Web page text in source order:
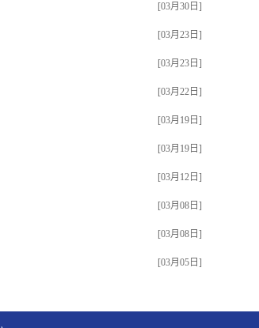
[03月30日]
[03月23日]
[03月23日]
[03月22日]
[03月19日]
[03月19日]
[03月12日]
[03月08日]
[03月08日]
[03月05日]